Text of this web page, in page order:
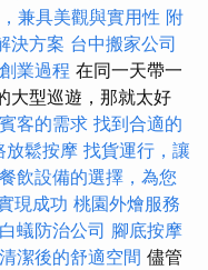
兼具美觀與實用性 附
決方案 台中搬家公司
業過程 在同一天帶一
大型巡遊，那就太好
客的需求 找到合適的
放鬆按摩 找貨運行，讓
飲設備的選擇，為您
現成功 桃園外燴服務
蟻防治公司 腳底按摩
潔後的舒適空間 儘管